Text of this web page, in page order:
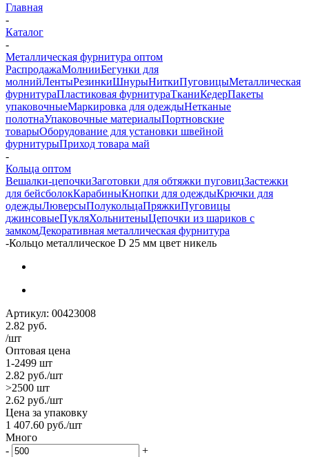
Главная
-
Каталог
-
Металлическая фурнитура оптом
РаспродажаМолнииБегунки для
молнийЛентыРезинкиШнурыНиткиПуговицыМеталлическая
фурнитураПластиковая фурнитураТканиКедерПакеты
упаковочныеМаркировка для одеждыНетканые
полотнаУпаковочные материалыПортновские
товарыОборудование для установки швейной
фурнитурыПриход товара май
-
Кольца оптом
Вешалки-цепочкиЗаготовки для обтяжки пуговицЗастежки
для бейсболокКарабиныКнопки для одеждыКрючки для
одеждыЛюверсыПолукольцаПряжкиПуговицы
джинсовыеПукляХольнитеныЦепочки из шариков с
замкомДекоративная металлическая фурнитура
-Кольцо металлическое D 25 мм цвет никель
Артикул: 00423008
2.82 руб.
/шт
Оптовая цена
1-2499 шт
2.82 руб./шт
>2500 шт
2.62 руб./шт
Цена за упаковку
1 407.60 руб./шт
Много
-
+